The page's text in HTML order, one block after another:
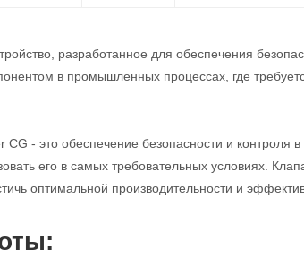
разработанное для обеспечения
в промышленных процессах, где
- это обеспечение безопасности и контроля
его в самых требовательных условиях.
оптимальной производительности и